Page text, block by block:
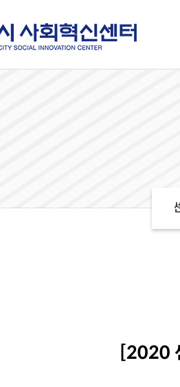
[2020